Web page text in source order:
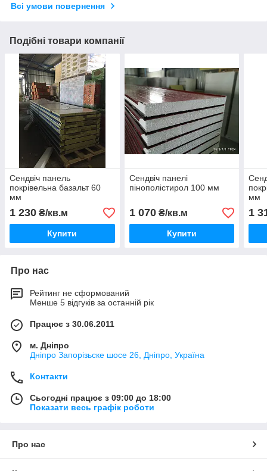
Всі умови повернення
Подібні товари компанії
Сендвіч панель
покрівельна базальт 60
мм
1 230 ₴/кв.м
Купити
Сендвіч панелі
пінополістирол 100 мм
1 070₴/кв.м
Купити
мм
1
Про нас
Рейтинг не сформований
Менше 5 відгуків за останній рік
Працює з 30.06.2011
м. Дніпро
Дніпро Запорізьске шосе 26, Дніпро, Україна
Контакти
Сьогодні працює з 09:00 до 18:00
Показати весь графік роботи
Про нас